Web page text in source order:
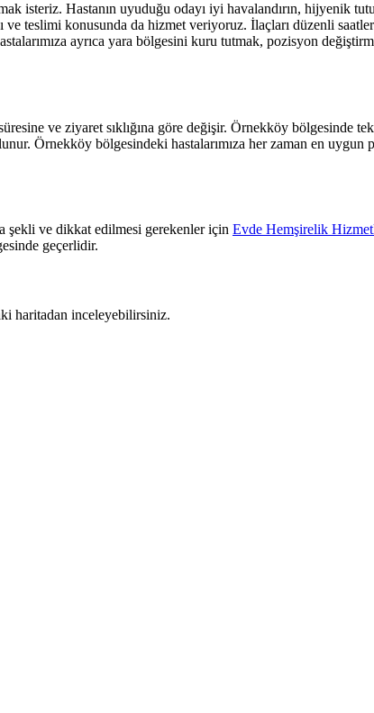
isteriz. Hastanın uyuduğu odayı iyi havalandırın, hijyenik
ve teslimi konusunda da hizmet veriyoruz. İlaçları düzenli
ayrıca yara bölgesini kuru tutmak, pozisyon
ve ziyaret sıklığına göre değişir. Örnekköy bölgesinde
Örnekköy bölgesindeki hastalarımıza her zaman en
şekli ve dikkat edilmesi gerekenler için Evde Hemşirelik
geçerlidir.
haritadan inceleyebilirsiniz.